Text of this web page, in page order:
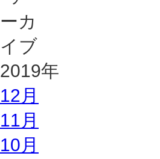
2019年
12月
11月
10月